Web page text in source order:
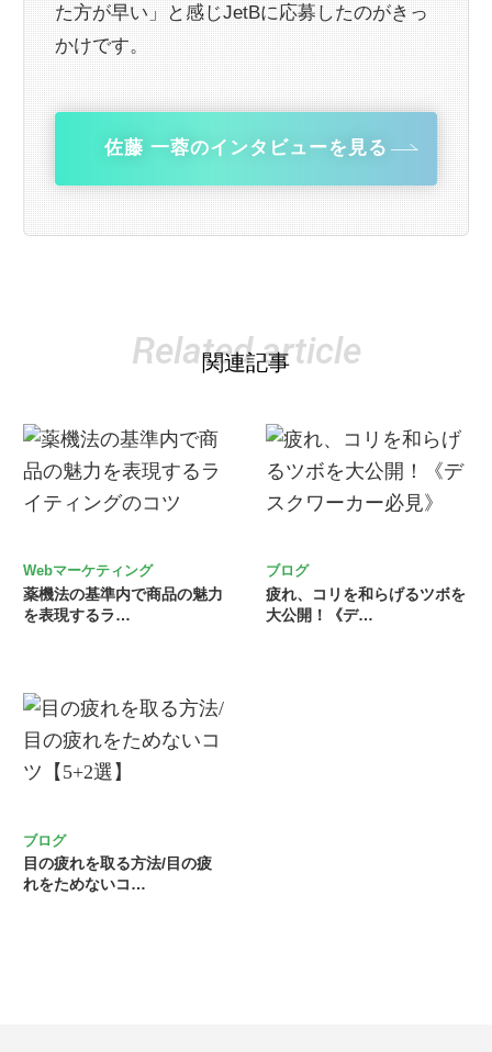
た方が早い」と感じJetBに応募したのがきっ
かけです。
佐藤 一蓉のインタビューを見る
関連記事
Related article
Webマーケティング
薬機法の基準内で商品の魅力
を表現するラ…
ブログ
疲れ、コリを和らげるツボを
大公開！《デ…
ブログ
目の疲れを取る方法/目の疲
れをためないコ…